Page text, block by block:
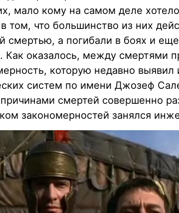
мало кому на самом деле
том, что большинство из них
смертью, а погибали в боях и
. Как оказалось, между смертями
которую недавно
систем по имени Джозеф
смертей совершенно
закономерностей занялся